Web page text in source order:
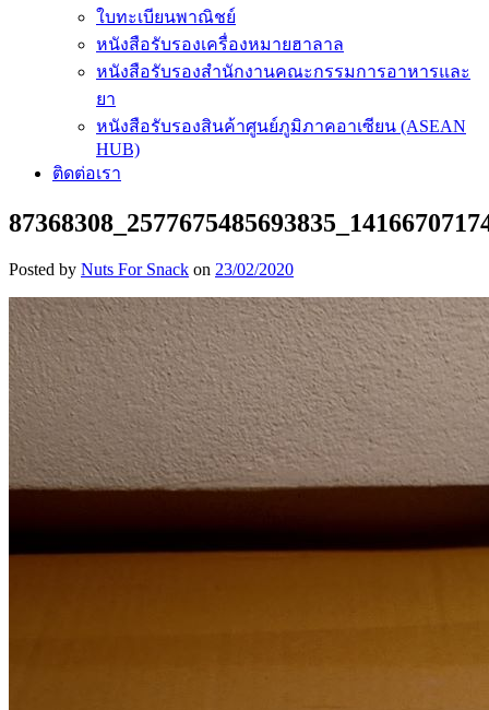
ใบทะเบียนพาณิชย์
หนังสือรับรองเครื่องหมายฮาลาล
หนังสือรับรองสำนักงานคณะกรรมการอาหารและ
ยา
หนังสือรับรองสินค้าศูนย์ภูมิภาคอาเซียน (ASEAN
HUB)
ติดต่อเรา
Posted by Nuts For Snack on 23/02/2020